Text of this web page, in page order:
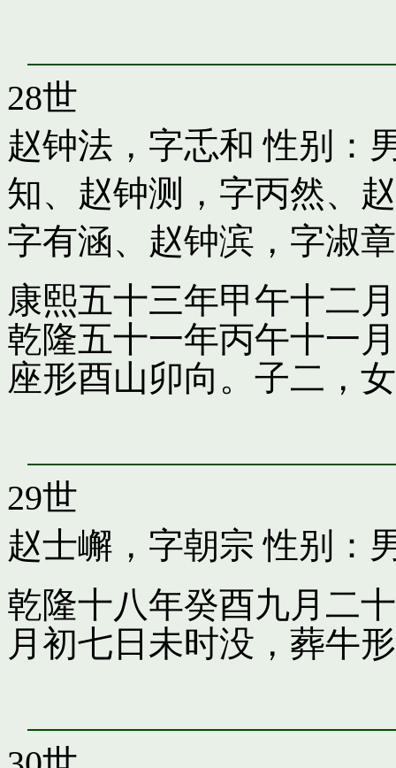
28世
赵钟法，字忎和 性别：
知、 赵钟测，字丙然、
字有涵、 赵钟滨，字淑章
康熙五十三年甲午十二
乾隆五十一年丙午十一
座形酉山卯向。子二，
29世
赵士嶰，字朝宗 性别：
乾隆十八年癸酉九月二
月初七日未时没，葬牛